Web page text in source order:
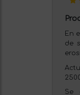
En
de
Se